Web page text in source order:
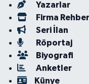
Yazarlar
Firma
Seri İlan
Röportaj
Biyografi
Anketler
Künye